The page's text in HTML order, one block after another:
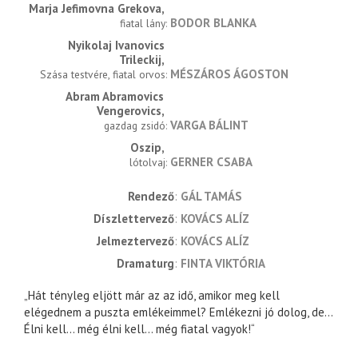
Marja Jefimovna Grekova
fiatal lány BODOR BLANKA
Nyikolaj Ivanovics
Trileckij
Szása testvére, fiatal orvos MÉSZÁROS ÁGOSTON
Abram Abramovics
Vengerovics
gazdag zsidó VARGA BÁLINT
Oszip
lótolvaj GERNER CSABA
rendező GÁL TAMÁS
díszlettervező KOVÁCS ALÍZ
jelmeztervező KOVÁCS ALÍZ
dramaturg FINTA VIKTÓRIA
„Hát tényleg eljött már az az idő, amikor meg kell
elégednem a puszta emlékeimmel? Emlékezni jó dolog, de…
Élni kell… még élni kell… még fiatal vagyok!“